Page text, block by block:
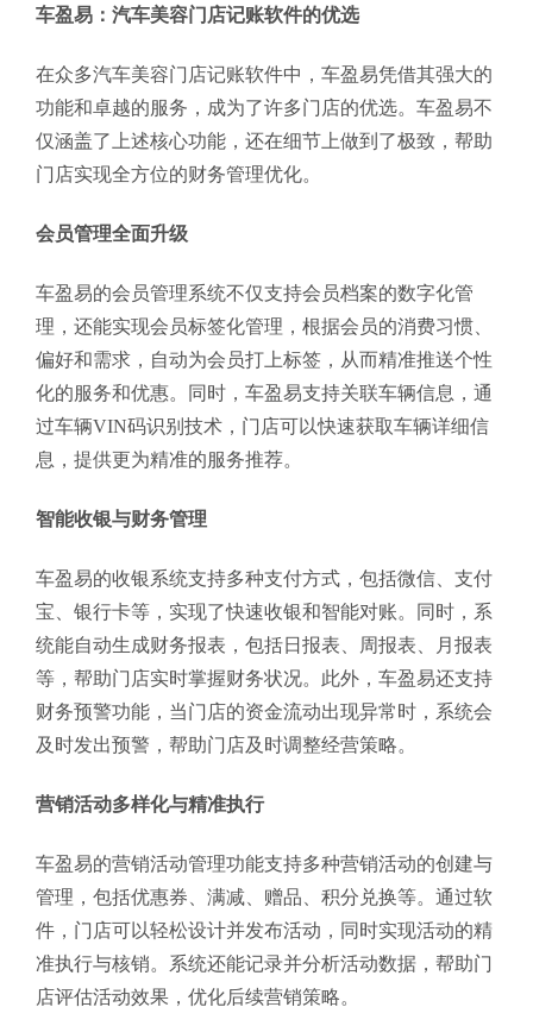
车盈易：汽车美容门店记账软件的优选
在众多汽车美容门店记账软件中，车盈易凭借其强大的
功能和卓越的服务，成为了许多门店的优选。车盈易不
仅涵盖了上述核心功能，还在细节上做到了极致，帮助
门店实现全方位的财务管理优化。
会员管理全面升级
车盈易的会员管理系统不仅支持会员档案的数字化管
理，还能实现会员标签化管理，根据会员的消费习惯、
偏好和需求，自动为会员打上标签，从而精准推送个性
化的服务和优惠。同时，车盈易支持关联车辆信息，通
过车辆VIN码识别技术，门店可以快速获取车辆详细信
息，提供更为精准的服务推荐。
智能收银与财务管理
车盈易的收银系统支持多种支付方式，包括微信、支付
宝、银行卡等，实现了快速收银和智能对账。同时，系
统能自动生成财务报表，包括日报表、周报表、月报表
等，帮助门店实时掌握财务状况。此外，车盈易还支持
财务预警功能，当门店的资金流动出现异常时，系统会
及时发出预警，帮助门店及时调整经营策略。
营销活动多样化与精准执行
车盈易的营销活动管理功能支持多种营销活动的创建与
管理，包括优惠券、满减、赠品、积分兑换等。通过软
件，门店可以轻松设计并发布活动，同时实现活动的精
准执行与核销。系统还能记录并分析活动数据，帮助门
店评估活动效果，优化后续营销策略。